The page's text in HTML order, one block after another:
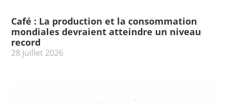
Café : La production et la consommation
mondiales devraient atteindre un niveau
record
28 juillet 2026